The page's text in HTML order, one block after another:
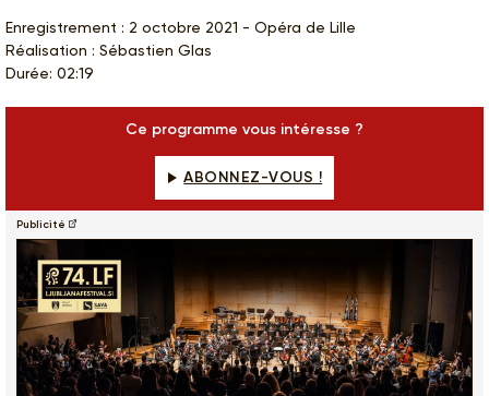
Enregistrement : 2 octobre 2021 - Opéra de Lille
Réalisation : Sébastien Glas
Durée: 02:19
Ce programme vous intéresse ?
ABONNEZ-VOUS !
Publicité